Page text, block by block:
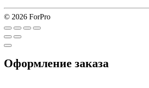
© 2026 ForPro
Оформление заказа